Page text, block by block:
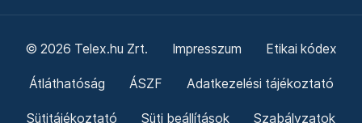
© 2026 Telex.hu Zrt. Impresszum Etikai kódex
Átláthatóság ÁSZF Adatkezelési tájékoztató
Sütitájékoztató Süti beállítások Szabályzatok